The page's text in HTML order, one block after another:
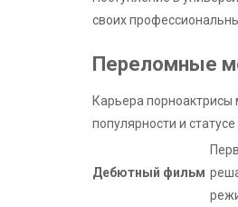
своих
Переломные
Карьера
популярности и
Дебютный фильм